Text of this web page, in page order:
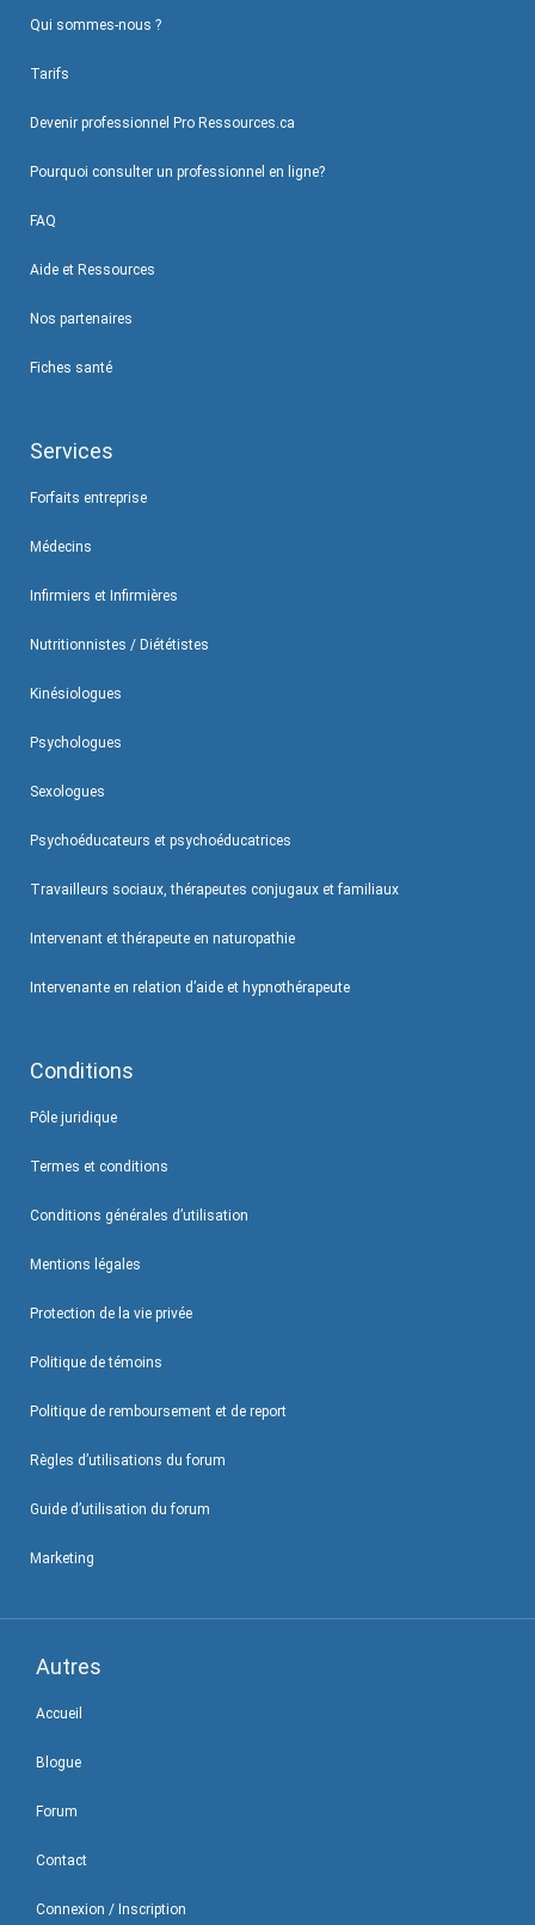
Qui sommes-nous ?
Tarifs
Devenir professionnel Pro Ressources.ca
Pourquoi consulter un professionnel en ligne?
FAQ
Aide et Ressources
Nos partenaires
Fiches santé
Services
Forfaits entreprise
Médecins
Infirmiers et Infirmières
Nutritionnistes / Diététistes
Kinésiologues
Psychologues
Sexologues
Psychoéducateurs et psychoéducatrices
Travailleurs sociaux, thérapeutes conjugaux et familiaux
Intervenant et thérapeute en naturopathie
Intervenante en relation d’aide et hypnothérapeute
Conditions
Pôle juridique
Termes et conditions
Conditions générales d’utilisation
Mentions légales
Protection de la vie privée
Politique de témoins
Politique de remboursement et de report
Règles d’utilisations du forum
Guide d’utilisation du forum
Marketing
Autres
Accueil
Blogue
Forum
Contact
Connexion / Inscription